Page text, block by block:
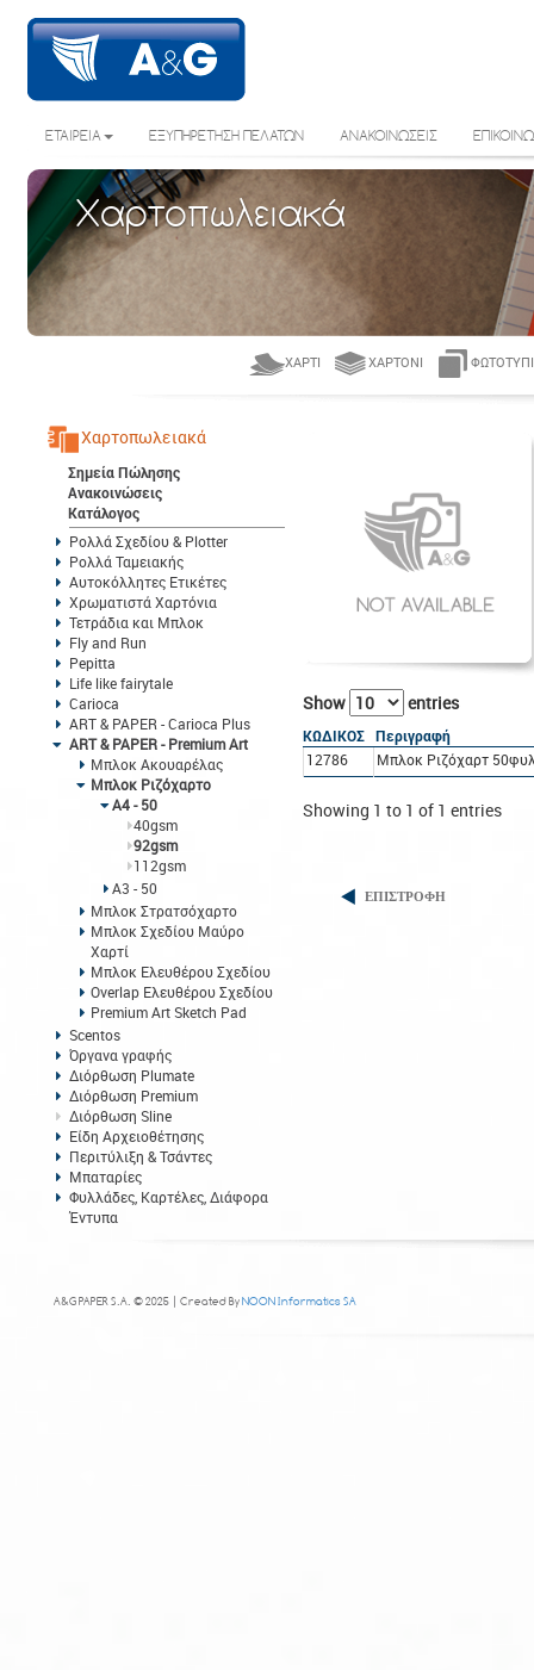
ΕΤΑΙΡΕΙΑ ΕΞΥΠΗΡΕΤΗΣΗ ΠΕΛΑΤΩΝ ΑΝΑΚΟΙΝΩΣΕΙΣ
Χαρτοπωλειακά
ΧΑΡΤΊ ΧΑΡΤΌΝΙ
Χαρτοπωλειακά
Σημεία Πώλησης
Ανακοινώσεις
Κατάλογος
Ρολλά Σχεδίου & Plotter
Ρολλά Ταμειακής
Αυτοκόλλητες Ετικέτες
Χρωματιστά Χαρτόνια
Τετράδια και Μπλοκ
Fly and Run
Pepitta
Life like fairytale
Carioca
ART & PAPER - Carioca Plus
ART & PAPER - Premium Art
Μπλοκ Ακουαρέλας
Μπλοκ Ριζόχαρτο
Α4 - 50
40gsm
92gsm
112gsm
Α3 - 50
Μπλοκ Στρατσόχαρτο
Μπλοκ Σχεδίου Μαύρο
Χαρτί
Μπλοκ Ελευθέρου Σχεδίου
Overlap Ελευθέρου Σχεδίου
Premium Art Sketch Pad
Scentos
Όργανα γραφής
Διόρθωση Plumate
Διόρθωση Premium
Διόρθωση Sline
Είδη Αρχειοθέτησης
Περιτύλιξη & Τσάντες
Μπαταρίες
Φυλλάδες, Καρτέλες, Διάφορα
Έντυπα
Show entries
ΚΩΔΙΚΟΣ Περιγραφή
12786
Μπλοκ Ριζόχαρτ
Showing 1 to 1 of 1 entries
ΕΠΙΣΤΡΟΦΗ
A&G PAPER S.A. © 2025 | Created ByNOON Informatics SA